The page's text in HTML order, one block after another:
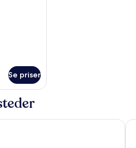
Se priser
Ryokan Yuen Shinjuku